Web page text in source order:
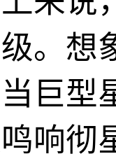
。想
巨型
响